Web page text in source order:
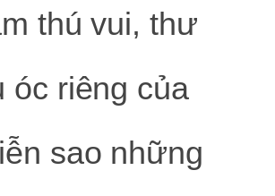
thú vui, thư
óc riêng của
sao những